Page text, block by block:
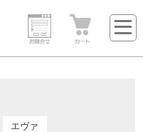
エヴァ